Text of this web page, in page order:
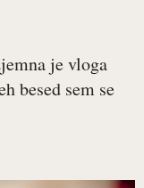
je vloga
besed sem se